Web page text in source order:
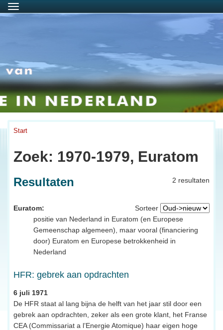
Menu
Start
Zoek: 1970-1979, Euratom
2 resultaten
Resultaten
Sorteer
Euratom:
positie van Nederland in Euratom (en Europese
Gemeenschap algemeen), maar vooral (financiering
door) Euratom en Europese betrokkenheid in
Nederland
HFR: gebrek aan opdrachten
6 juli 1971
De HFR staat al lang bijna de helft van het jaar stil door een
gebrek aan opdrachten, zeker als een grote klant, het Franse
CEA (Commissariat a l’Energie Atomique) haar eigen hoge